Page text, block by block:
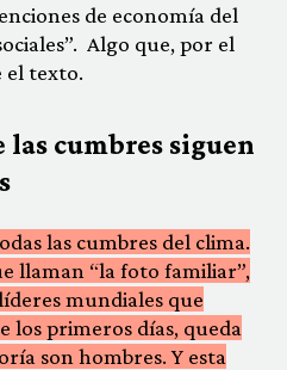
de economía del
Algo que, por el
el texto.
las cumbres siguen
las cumbres del clima.
llaman “la foto familiar”,
mundiales que
los primeros días, queda
son hombres. Y esta